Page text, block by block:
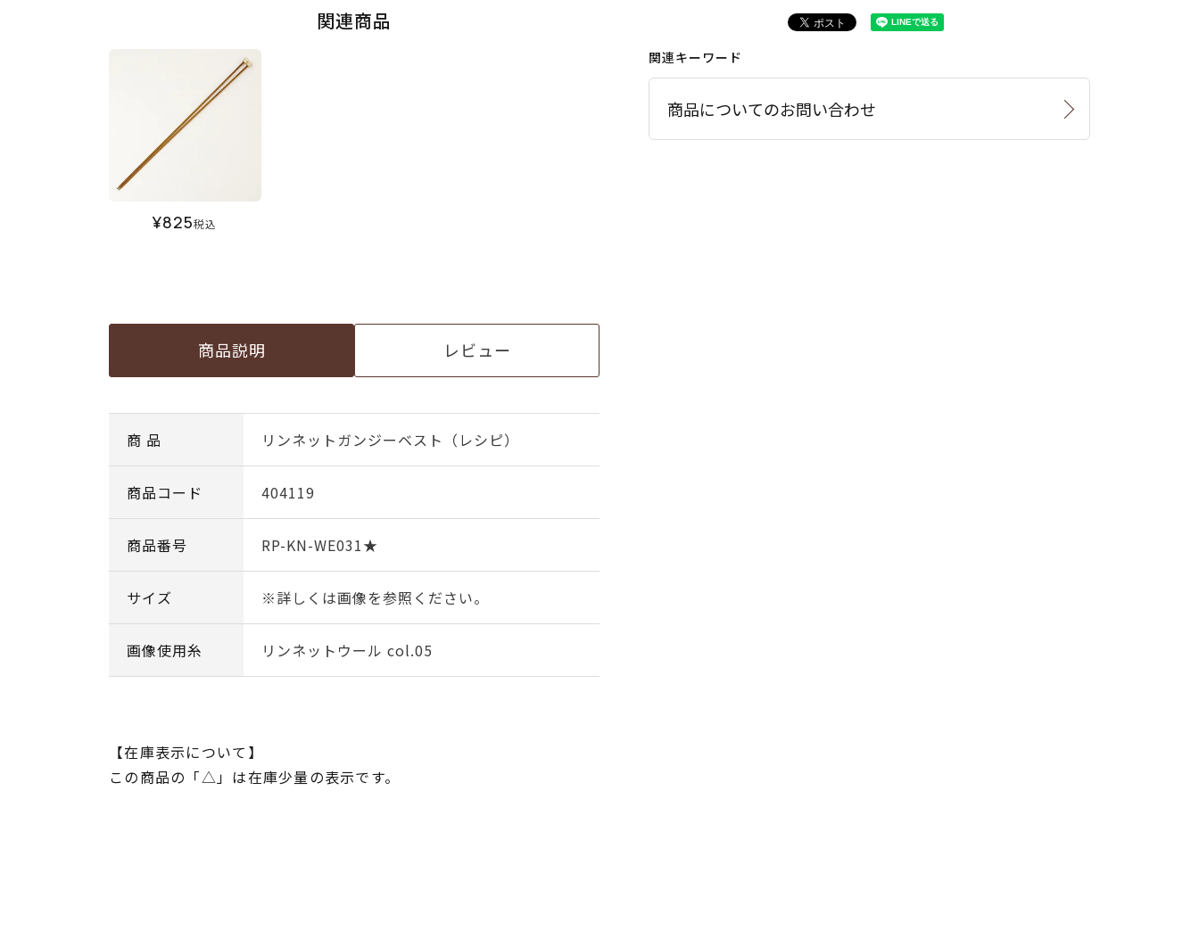
関連商品
¥825税込
商品説明 レビュー
商 品 リンネットガンジーベスト（レシピ）
商品コード 404119
商品番号 RP-KN-WE031★
サイズ ※詳しくは画像を参照ください。
画像使用糸 リンネットウール col.05
【在庫表示について】
この商品の「△」は在庫少量の表示です。
関連キーワード
商品についてのお問い合わせ